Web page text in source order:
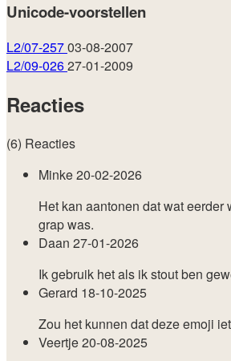
Unicode-voorstellen
L2/07-25703-08-2007
L2/09-02627-01-2009
Reacties
(6) Reacties
Minke20-02-2026
Het kan aantonen dat wat eerder
grap was.
Daan 27-01-2026
Ik gebruik het als ik stout ben
Gerard 18-10-2025
Zou het kunnen dat deze emoji
Veertje20-08-2025